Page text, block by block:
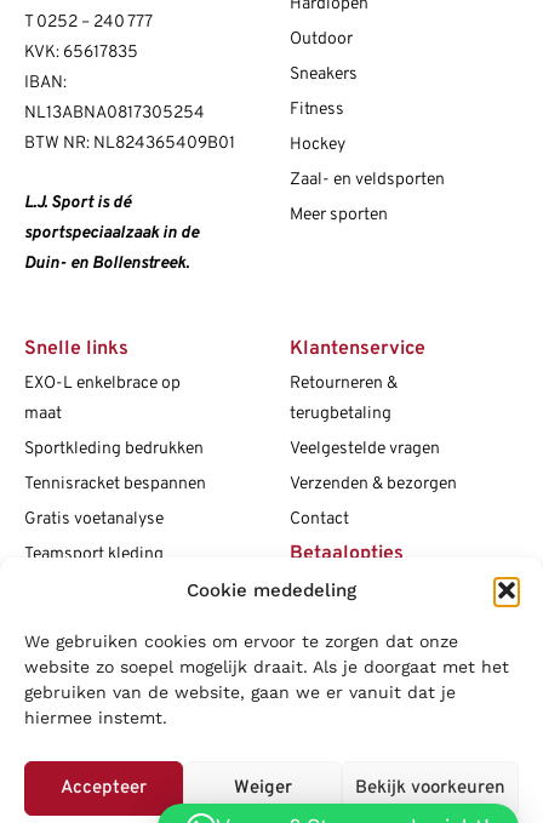
Cookie mededeling
We gebruiken cookies om ervoor te zorgen dat onze
website zo soepel mogelijk draait. Als je doorgaat met het
gebruiken van de website, gaan we er vanuit dat je
hiermee instemt.
Accepteer Weiger Bekijk voorkeuren
T 0252 – 240 777
KVK: 65617835
IBAN:
NL13ABNA0817305254
BTW NR: NL824365409B01
L.J. Sport is dé
sportspeciaalzaak in de
Duin- en Bollenstreek.
Hardlopen
Outdoor
Sneakers
Fitness
Hockey
Zaal- en veldsporten
Meer sporten
Snelle links
EXO-L enkelbrace op
maat
Sportkleding bedrukken
Tennisracket bespannen
Gratis voetanalyse
Teamsport kleding
Vacatures
Blogs
Klantenservice
Retourneren &
terugbetaling
Veelgestelde vragen
Verzenden & bezorgen
Contact
Betaalopties
Social media